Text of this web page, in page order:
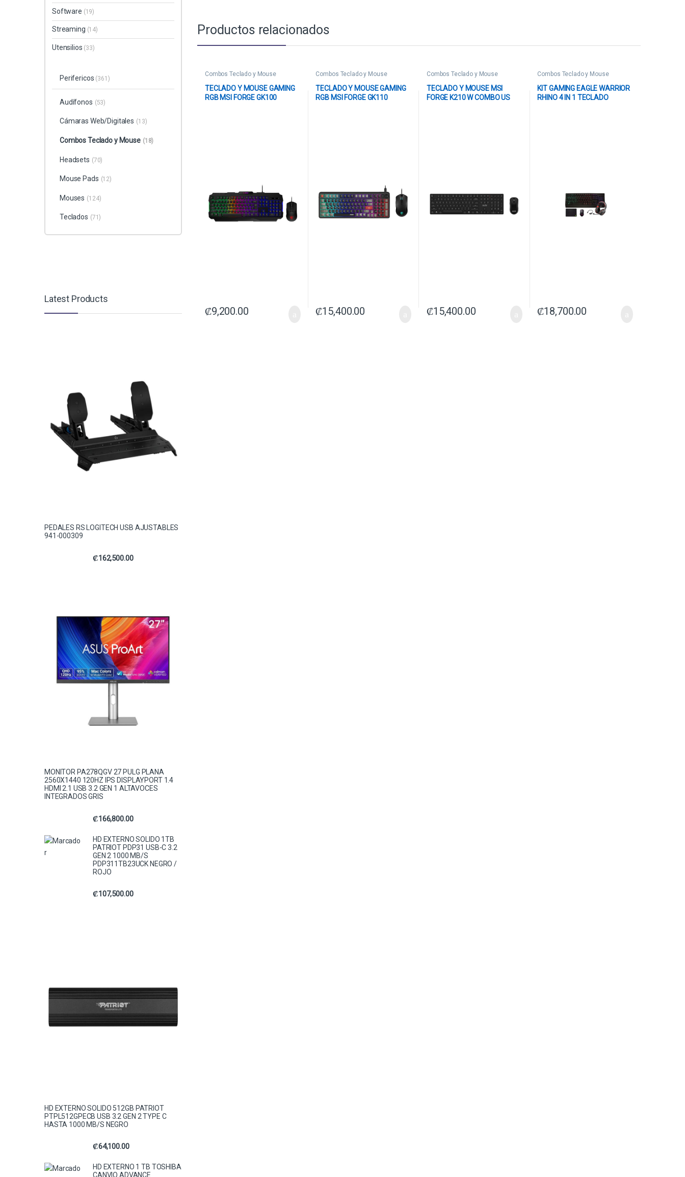
Productos relacionados
Combos Teclado y Mouse
TECLADO Y MOUSE GAMING
RGB MSI FORGE GK100
₡9,200.00
Combos Teclado y Mouse
TECLADO Y MOUSE GAMING
RGB MSI FORGE GK110
₡15,400.00
Combos Teclado y Mouse
TECLADO Y MOUSE MSI
FORGE K210 W COMBO US
₡15,400.00
Combos Teclado y Mouse
KIT GAMING EAGLE WARRIOR
RHINO 4 IN 1 TECLADO
₡18,700.00
Software (19)
Streaming (14)
Utensilios (33)
Perifericos (361)
Audífonos (53)
Cámaras Web/Digitales (13)
Combos Teclado y Mouse (18)
Headsets (70)
Mouse Pads (12)
Mouses (124)
Teclados (71)
Latest Products
PEDALES RS LOGITECH USB AJUSTABLES
941-000309
₡162,500.00
MONITOR PA278QGV 27 PULG PLANA
2560X1440 120HZ IPS DISPLAYPORT 1.4
HDMI 2.1 USB 3.2 GEN 1 ALTAVOCES
INTEGRADOS GRIS
₡166,800.00
HD EXTERNO SOLIDO 1TB
PATRIOT PDP31 USB-C 3.2
GEN 2 1000 MB/S
PDP311TB23UCK NEGRO /
ROJO
₡107,500.00
HD EXTERNO SOLIDO 512GB PATRIOT
PTPL512GPECB USB 3.2 GEN 2 TYPE C
HASTA 1000 MB/S NEGRO
₡64,100.00
HD EXTERNO 1 TB TOSHIBA
CANVIO ADVANCE